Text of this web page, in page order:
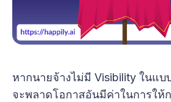
หากนายจ้างไม่มี Visibility ในแบ
จะพลาดโอกาสอันมีค่าในการให้